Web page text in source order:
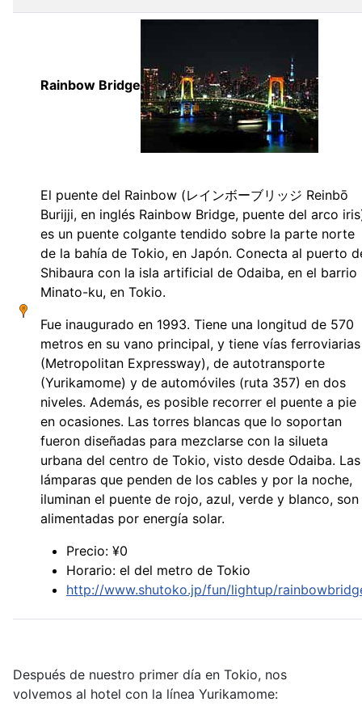
Rainbow Bridge
El puente del Rainbow (レインボーブリッジ Reinbō
Burijji, en inglés Rainbow Bridge, puente del arco
es un puente colgante tendido sobre la parte norte
de la bahía de Tokio, en Japón. Conecta al puerto
Shibaura con la isla artificial de Odaiba, en el barrio
Minato-ku, en Tokio.
Fue inaugurado en 1993. Tiene una longitud de 570
metros en su vano principal, y tiene vías ferroviarias
(Metropolitan Expressway), de autotransporte
(Yurikamome) y de automóviles (ruta 357) en dos
niveles. Además, es posible recorrer el puente a pie
en ocasiones. Las torres blancas que lo soportan
fueron diseñadas para mezclarse con la silueta
urbana del centro de Tokio, visto desde Odaiba. Las
lámparas que penden de los cables y por la noche,
iluminan el puente de rojo, azul, verde y blanco, son
alimentadas por energía solar.
Precio: ¥0
Horario: el del metro de Tokio
http://www.shutoko.jp/fun/lightup/
Después de nuestro primer día en Tokio, nos
volvemos al hotel con la línea Yurikamome: